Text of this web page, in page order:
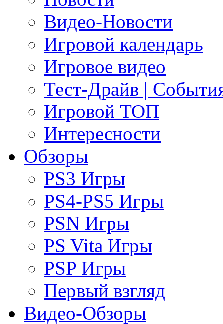
Видео-Новости
Игровой календарь
Игровое видео
Тест-Драйв |
Игровой ТОП
Интересности
Обзоры
PS3 Игры
PS4-PS5 Игры
PSN Игры
PS Vita Игры
PSP Игры
Первый взгляд
Видео-Обзоры